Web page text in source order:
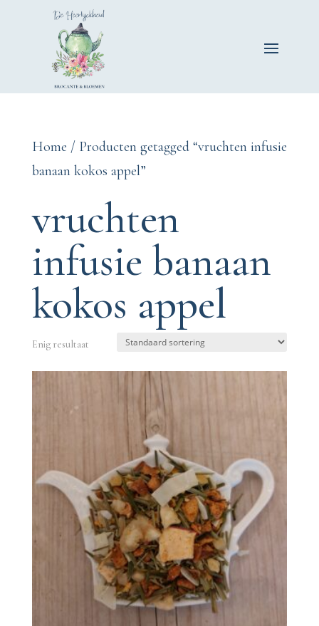
Home / Producten getagged “vruchten infusie
banaan kokos appel”
vruchten
infusie banaan
kokos appel
Enig resultaat